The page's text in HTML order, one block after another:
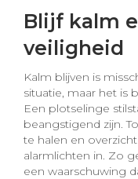
Blijf kalm
veiligheid
Kalm blijven is
situatie, maar het is
Een plotselinge
beangstigend zijn.
te halen en
alarmlichten in. Zo
een waarschuwing